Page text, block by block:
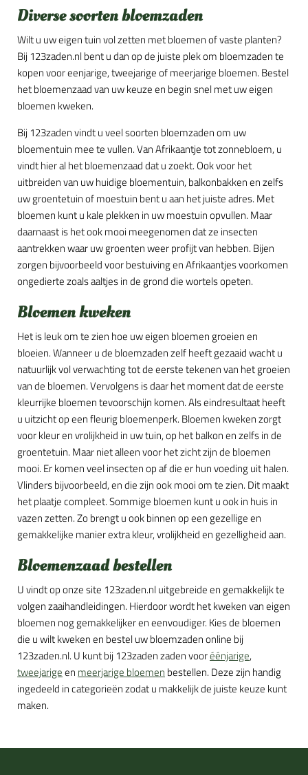
Diverse soorten bloemzaden
Wilt u uw eigen tuin vol zetten met bloemen of vaste planten?
Bij 123zaden.nl bent u dan op de juiste plek om bloemzaden te
kopen voor eenjarige, tweejarige of meerjarige bloemen. Bestel
het bloemenzaad van uw keuze en begin snel met uw eigen
bloemen kweken.
Bij 123zaden vindt u veel soorten bloemzaden om uw
bloementuin mee te vullen. Van Afrikaantje tot zonnebloem, u
vindt hier al het bloemenzaad dat u zoekt. Ook voor het
uitbreiden van uw huidige bloementuin, balkonbakken en zelfs
uw groentetuin of moestuin bent u aan het juiste adres. Met
bloemen kunt u kale plekken in uw moestuin opvullen. Maar
daarnaast is het ook mooi meegenomen dat ze insecten
aantrekken waar uw groenten weer profijt van hebben. Bijen
zorgen bijvoorbeeld voor bestuiving en Afrikaantjes voorkomen
ongedierte zoals aaltjes in de grond die wortels opeten.
Bloemen kweken
Het is leuk om te zien hoe uw eigen bloemen groeien en
bloeien. Wanneer u de bloemzaden zelf heeft gezaaid wacht u
natuurlijk vol verwachting tot de eerste tekenen van het groeien
van de bloemen. Vervolgens is daar het moment dat de eerste
kleurrijke bloemen tevoorschijn komen. Als eindresultaat heeft
u uitzicht op een fleurig bloemenperk. Bloemen kweken zorgt
voor kleur en vrolijkheid in uw tuin, op het balkon en zelfs in de
groentetuin. Maar niet alleen voor het zicht zijn de bloemen
mooi. Er komen veel insecten op af die er hun voeding uit halen.
Vlinders bijvoorbeeld, en die zijn ook mooi om te zien. Dit maakt
het plaatje compleet. Sommige bloemen kunt u ook in huis in
vazen zetten. Zo brengt u ook binnen op een gezellige en
gemakkelijke manier extra kleur, vrolijkheid en gezelligheid aan.
Bloemenzaad bestellen
U vindt op onze site 123zaden.nl uitgebreide en gemakkelijk te
volgen zaaihandleidingen. Hierdoor wordt het kweken van eigen
bloemen nog gemakkelijker en eenvoudiger. Kies de bloemen
die u wilt kweken en bestel uw bloemzaden online bij
123zaden.nl. U kunt bij 123zaden zaden vooréénjarige,
tweejarigeen meerjarige bloemen bestellen. Deze zijn handig
ingedeeld in categorieën zodat u makkelijk de juiste keuze kunt
maken.